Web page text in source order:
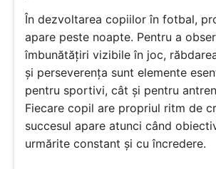
În dezvoltarea copiilor în fotbal,
apare peste noapte. Pentru a
îmbunătățiri vizibile în joc,
și perseverența sunt elemente
pentru sportivi, cât și pentru
Fiecare copil are propriul ritm de
succesul apare atunci când
urmărite constant și cu încredere.